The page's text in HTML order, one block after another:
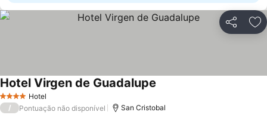
Partilhar
4 EstrelasHotel
Hotel Virgen de Guadalupe
/ Pontuação não disponível San Cristobal